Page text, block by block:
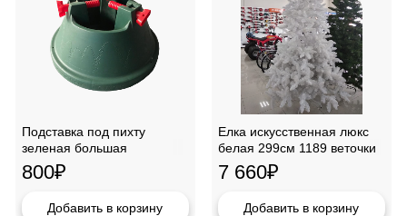
Подставка под пихту
зеленая большая
800₽
Добавить в корзину
Елка искусственная люкс
белая 299см 1189 веточки
1982299-0
7 660₽
Добавить в корзину